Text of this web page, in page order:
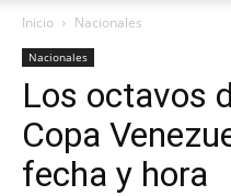
Inicio Nacionales
Nacionales
Los octavos
Copa
fecha y hora